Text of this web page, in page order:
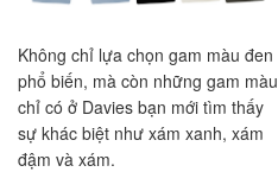
Không chỉ lựa chọn gam màu đen
phổ biến, mà còn những gam màu
chỉ có ở Davies bạn mới tìm thấy
sự khác biệt như xám xanh, xám
đậm và xám.